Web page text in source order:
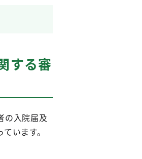
する審
の入院届及
います。